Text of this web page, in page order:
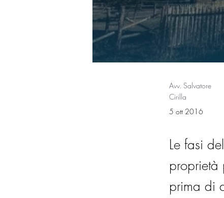
Avv. Salvatore
Cirilla
5 ott 2016
Le fasi
proprietà
prima di